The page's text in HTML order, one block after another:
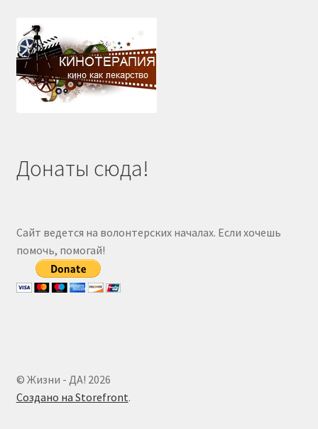
Донаты сюда!
Сайт ведется на волонтерских началах. Если хочешь
помочь, помогай!
© Жизни - ДА! 2026
Создано на Storefront.